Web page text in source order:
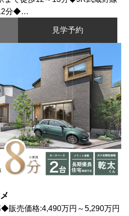
12分◆…
見学予約
◆販売価格:4,490万円～5,290万円